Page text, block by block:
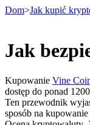
Kontrakty terminowe
Dom>Jak kupić
Jak
Kupowanie Vine
dostęp do ponad
Ten przewodnik
sposób na